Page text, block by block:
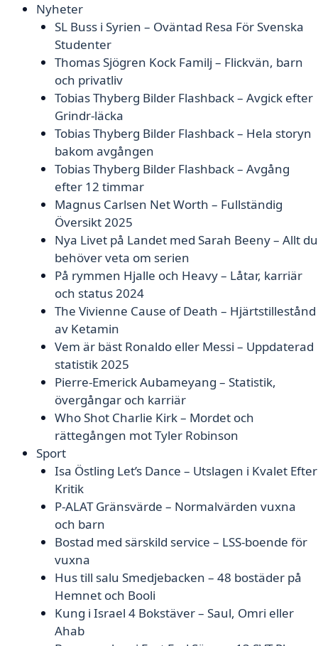
Nyheter
SL Buss i Syrien – Oväntad Resa För Svenska
Studenter
Thomas Sjögren Kock Familj – Flickvän, barn
och privatliv
Tobias Thyberg Bilder Flashback – Avgick efter
Grindr-läcka
Tobias Thyberg Bilder Flashback – Hela storyn
bakom avgången
Tobias Thyberg Bilder Flashback – Avgång
efter 12 timmar
Magnus Carlsen Net Worth – Fullständig
Översikt 2025
Nya Livet på Landet med Sarah Beeny – Allt du
behöver veta om serien
På rymmen Hjalle och Heavy – Låtar, karriär
och status 2024
The Vivienne Cause of Death – Hjärtstillestånd
av Ketamin
Vem är bäst Ronaldo eller Messi – Uppdaterad
statistik 2025
Pierre-Emerick Aubameyang – Statistik,
övergångar och karriär
Who Shot Charlie Kirk – Mordet och
rättegången mot Tyler Robinson
Sport
Isa Östling Let’s Dance – Utslagen i Kvalet Efter
Kritik
P-ALAT Gränsvärde – Normalvärden vuxna
och barn
Bostad med särskild service – LSS-boende för
vuxna
Hus till salu Smedjebacken – 48 bostäder på
Hemnet och Booli
Kung i Israel 4 Bokstäver – Saul, Omri eller
Ahab